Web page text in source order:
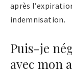
après
indemnisation.
Puis-je
avec mon